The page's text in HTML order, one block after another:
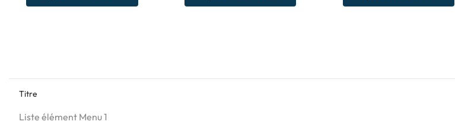
Titre
Liste élément Menu 1